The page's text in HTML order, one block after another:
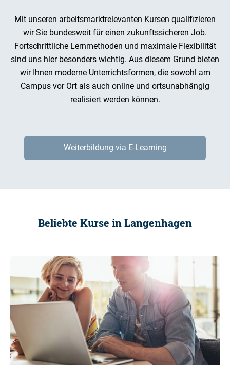
Mit unseren arbeitsmarktrelevanten Kursen qualifizieren
wir Sie bundesweit für einen zukunftssicheren Job.
Fortschrittliche Lernmethoden und maximale Flexibilität
sind uns hier besonders wichtig. Aus diesem Grund bieten
wir Ihnen moderne Unterrichtsformen, die sowohl am
Campus vor Ort als auch online und ortsunabhängig
realisiert werden können.
Weiterbildung via E-Learning
Beliebte Kurse in Langenhagen